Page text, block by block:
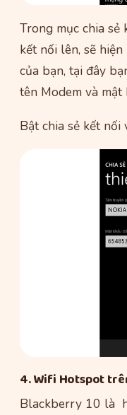
Trong mục chia
kết nối lên, sẽ
của bạn, tại đây
tên Modem và mật
Bật chia sẻ kết
4. Wifi Hotspot
Blackberry 10 là